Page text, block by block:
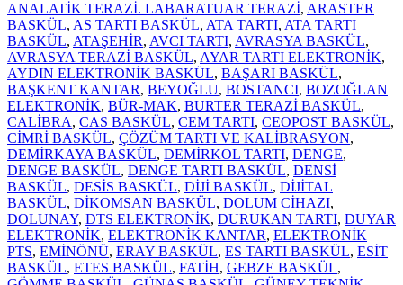
TEK
ŞASE
AĞIR
HİZMET
BASKÜL
adet
ANALATİK TERAZİ. LABARATUAR TERAZİ, ARASTER
BASKÜL, AS TARTI BASKÜL, ATA TARTI, ATA TARTI
BASKÜL, ATAŞEHİR, AVCI TARTI, AVRASYA BASKÜL,
AVRASYA TERAZİ BASKÜL, AYAR TARTI ELEKTRONİK,
AYDIN ELEKTRONİK BASKÜL, BAŞARI BASKÜL,
BAŞKENT KANTAR, BEYOĞLU, BOSTANCI, BOZOĞLAN
ELEKTRONİK, BÜR-MAK, BURTER TERAZİ BASKÜL,
CALİBRA, CAS BASKÜL, CEM TARTI, CEOPOST BASKÜL,
CİMRİ BASKÜL, ÇÖZÜM TARTI VE KALİBRASYON,
DEMİRKAYA BASKÜL, DEMİRKOL TARTI, DENGE,
DENGE BASKÜL, DENGE TARTI BASKÜL, DENSİ
BASKÜL, DESİS BASKÜL, DİJİ BASKÜL, DİJİTAL
BASKÜL, DİKOMSAN BASKÜL, DOLUM CİHAZI,
DOLUNAY, DTS ELEKTRONİK, DURUKAN TARTI, DUYAR
ELEKTRONİK, ELEKTRONİK KANTAR, ELEKTRONİK
PTS, EMİNÖNÜ, ERAY BASKÜL, ES TARTI BASKÜL, ESİT
BASKÜL, ETES BASKÜL, FATİH, GEBZE BASKÜL,